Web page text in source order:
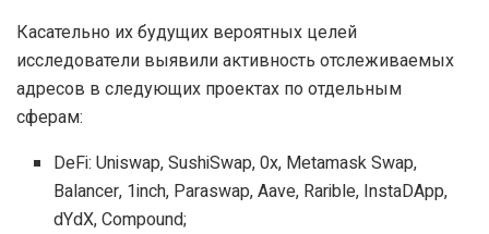
Касательно их будущих вероятных целей
исследователи выявили активность отслеживаемых
адресов в следующих проектах по отдельным
сферам:
DeFi: Uniswap, SushiSwap, 0x, Metamask Swap,
Balancer, 1inch, Paraswap, Aave, Rarible, InstaDApp,
dYdX, Compound;